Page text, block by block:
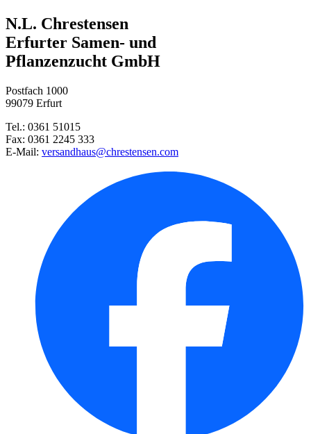
Neudorff® Azet® StaudenDünger ...
Goldlack Mischung einfachblühe ...
Lupine Prachtmischung
Akelei Mischung
Bartnelke Einfachblühende Misc ...
Steingarten-Mischung
Seidenmohn-Mischung
Löwenmäulchen Brazilian Carniv ...
Bunte Margerite Robinsons-Ries ...
N.L. Chrestensen
Erfurter Samen- und
Pflanzenzucht GmbH
Postfach 1000
99079 Erfurt
Tel.: 0361 51015
Fax: 0361 2245 333
E-Mail: versandhaus@chrestensen.com